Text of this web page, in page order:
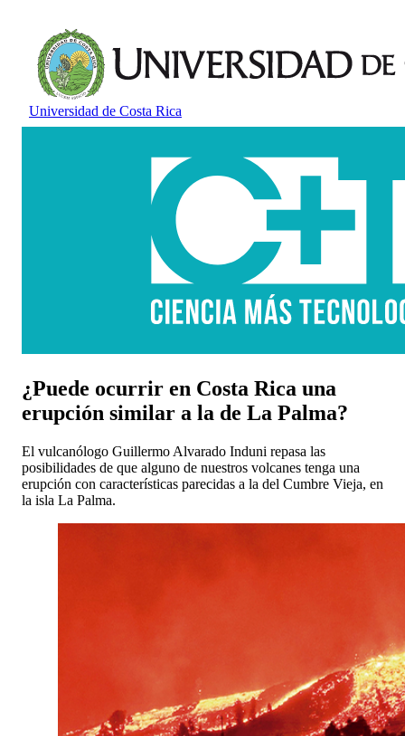
Universidad de Costa Rica
¿Puede ocurrir en Costa Rica una
erupción similar a la de La Palma?
El vulcanólogo Guillermo Alvarado Induni repasa las
posibilidades de que alguno de nuestros volcanes tenga una
erupción con características parecidas a la del Cumbre Vieja, en
la isla La Palma.